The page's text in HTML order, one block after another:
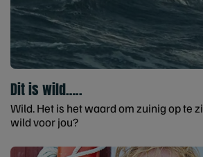
Dit is wild…..
Wild. Het is het waard om zuinig op te
wild voor jou?